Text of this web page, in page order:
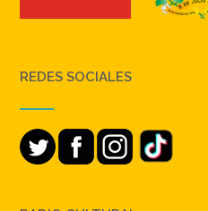
REDES SOCIALES